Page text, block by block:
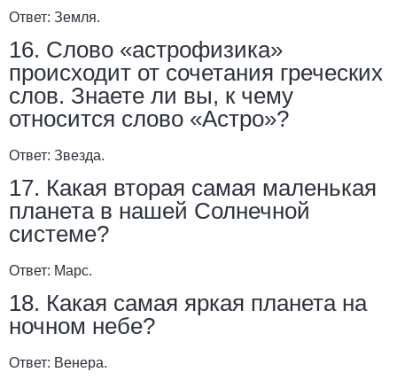
Ответ: Земля.
16. Слово «астрофизика»
происходит от сочетания греческих
слов. Знаете ли вы, к чему
относится слово «Астро»?
Ответ: Звезда.
17. Какая вторая самая маленькая
планета в нашей Солнечной
системе?
Ответ: Марс.
18. Какая самая яркая планета на
ночном небе?
Ответ: Венера.